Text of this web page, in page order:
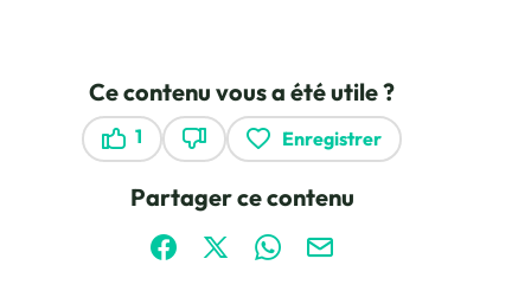
Ce contenu vous a été utile ?
1
Enregistrer
Partager ce contenu
Partager sur Facebook (nouvelle fenêtre)
Partager sur X / Twitter (nouvelle
Partager sur WhatsApp
Partager par mail